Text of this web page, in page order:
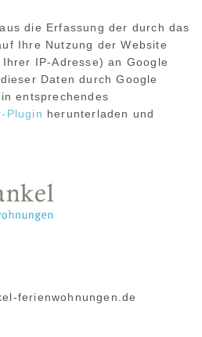
die Erfassung der durch das
Ihre Nutzung der Website
IP-Adresse) an Google
Daten durch Google
entsprechendes
Plugin herunterladen und
ferienwohnungen.de